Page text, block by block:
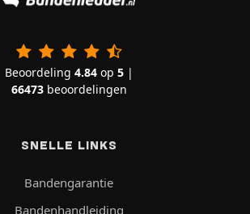
Beoordeling 4.84op 5|
66473beoordelingen
SNELLE LINKS
Bandengarantie
Bandenhandleiding